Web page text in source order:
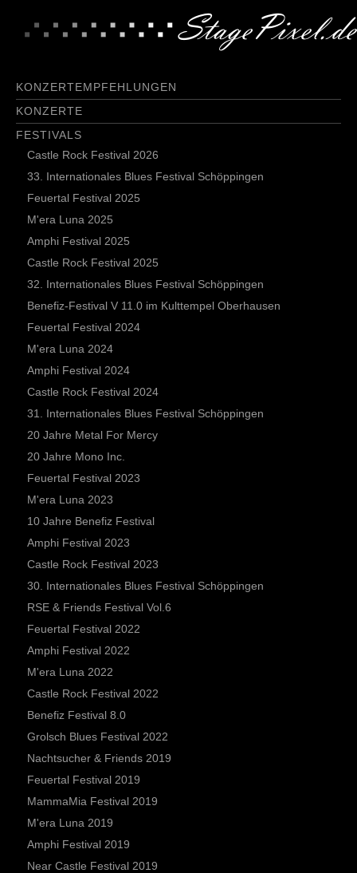
KONZERTEMPFEHLUNGEN
KONZERTE
FESTIVALS
Castle Rock Festival 2026
33. Internationales Blues Festival Schöppingen
Feuertal Festival 2025
M'era Luna 2025
Amphi Festival 2025
Castle Rock Festival 2025
32. Internationales Blues Festival Schöppingen
Benefiz-Festival V 11.0 im Kulttempel Oberhausen
Feuertal Festival 2024
M'era Luna 2024
Amphi Festival 2024
Castle Rock Festival 2024
31. Internationales Blues Festival Schöppingen
20 Jahre Metal For Mercy
20 Jahre Mono Inc.
Feuertal Festival 2023
M'era Luna 2023
10 Jahre Benefiz Festival
Amphi Festival 2023
Castle Rock Festival 2023
30. Internationales Blues Festival Schöppingen
RSE & Friends Festival Vol.6
Feuertal Festival 2022
Amphi Festival 2022
M'era Luna 2022
Castle Rock Festival 2022
Benefiz Festival 8.0
Grolsch Blues Festival 2022
Nachtsucher & Friends 2019
Feuertal Festival 2019
MammaMia Festival 2019
M'era Luna 2019
Amphi Festival 2019
Near Castle Festival 2019